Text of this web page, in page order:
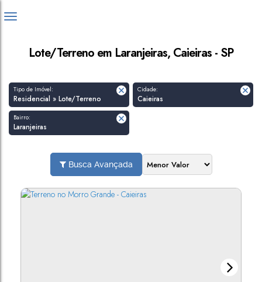
Lote/Terreno em Laranjeiras, Caieiras - SP
Tipo de Imóvel:
Residencial » Lote/Terreno
Cidade:
Caieiras
Bairro:
Laranjeiras
Busca Avançada